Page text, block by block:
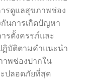
รดูแลสุขภาพช่อง
นการเกิดปัญหา
รตั้งครรภ์และ
ฏิบัติตามคำแนะนำ
พช่องปากใน
ละปลอดภัยที่สุด